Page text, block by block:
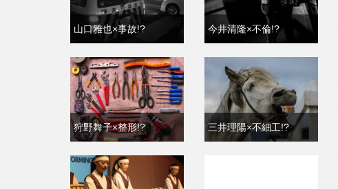
山口雅也×事故!? 今井清隆×不倫!?
狩野舞子×整形!? 三井理陽×不細工!?